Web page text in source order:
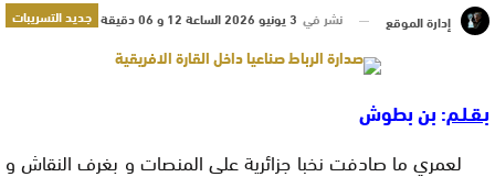
جديد التسريبات إدارة الموقع نشر في 3 يونيو 2026 الساعة 12 و 06 دقيقة
بـقـلـم: بن بطوش
لعمري ما صادفت نخبا جزائرية على المنصات و بغرف النقاش و